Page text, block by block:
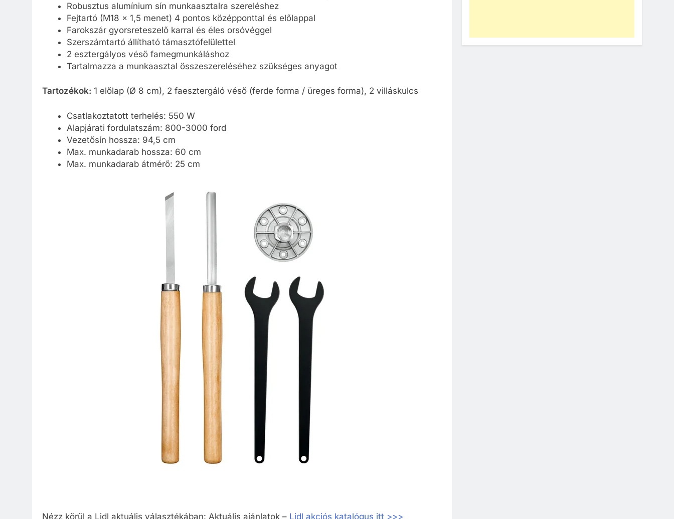
Robusztus alumínium sín munkaasztalra szereléshez
Fejtartó (M18 x 1,5 menet) 4 pontos középponttal és előlappal
Farokszár gyorsreteszelő karral és éles orsóvéggel
Szerszámtartó állítható támasztófelülettel
2 esztergályos véső famegmunkáláshoz
Tartalmazza a munkaasztal összeszereléséhez szükséges anyagot
Tartozékok: 1 előlap (Ø 8 cm), 2 faesztergáló véső (ferde forma / üreges forma), 2 villáskulcs
Csatlakoztatott terhelés: 550 W
Alapjárati fordulatszám: 800-3000 ford
Vezetősín hossza: 94,5 cm
Max. munkadarab hossza: 60 cm
Max. munkadarab átmérő: 25 cm
Nézz körül a Lidl aktuális választékában: Aktuális ajánlatok – Lidl akciós katalógus itt >>>